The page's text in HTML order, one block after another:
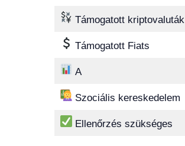
Támogatott kriptovaluták
Támogatott Fiats
A
Szociális kereskedelem
Ellenőrzés szükséges